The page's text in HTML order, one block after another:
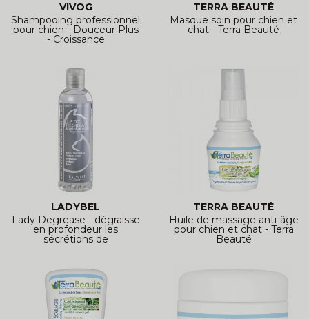
VIVOG
Shampooing professionnel
pour chien - Douceur Plus
- Croissance
TERRA BEAUTÉ
Masque soin pour chien et
chat - Terra Beauté
LADYBEL
Lady Degrease - dégraisse
en profondeur les
sécrétions de
TERRA BEAUTÉ
Huile de massage anti-âge
pour chien et chat - Terra
Beauté